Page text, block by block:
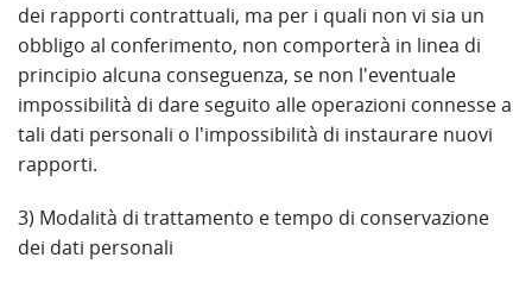
dei rapporti contrattuali, ma per i quali non vi sia un
obbligo al conferimento, non comporterà in linea di
principio alcuna conseguenza, se non l'eventuale
impossibilità di dare seguito alle operazioni connesse a
tali dati personali o l'impossibilità di instaurare nuovi
rapporti.
3) Modalità di trattamento e tempo di conservazione
dei dati personali